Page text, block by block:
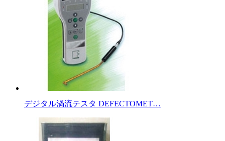
デジタル渦流テスタ DEFECTOMET…